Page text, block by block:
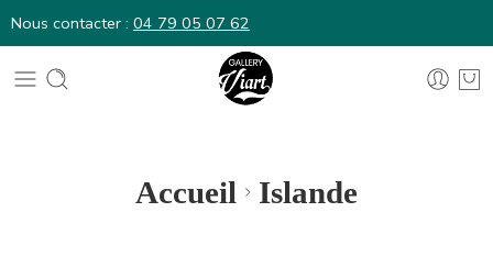
Nous contacter : 04 79 05 07 62
Accueil Islande